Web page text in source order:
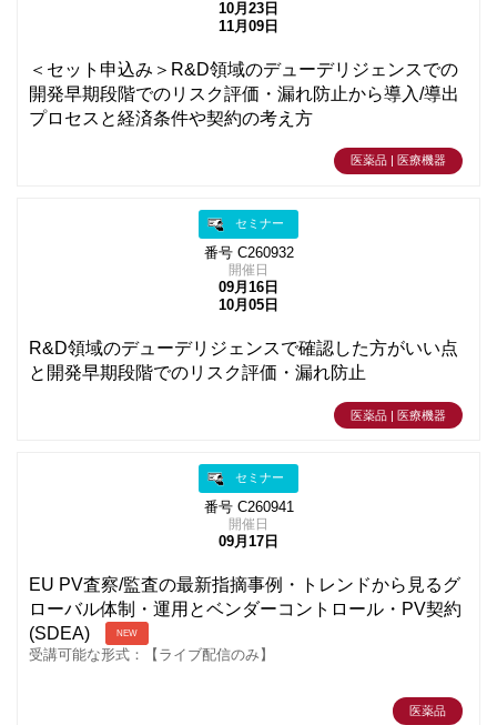
10月23日
11月09日
＜セット申込み＞R&D領域のデューデリジェンスでの
開発早期段階でのリスク評価・漏れ防止から導入/導出
プロセスと経済条件や契約の考え方
医薬品 | 医療機器
セミナー
番号 C260932
開催日
09月16日
10月05日
R&D領域のデューデリジェンスで確認した方がいい点
と開発早期段階でのリスク評価・漏れ防止
医薬品 | 医療機器
セミナー
番号 C260941
開催日
09月17日
EU PV査察/監査の最新指摘事例・トレンドから見るグ
ローバル体制・運用とベンダーコントロール・PV契約
(SDEA)
NEW
受講可能な形式：【ライブ配信のみ】
医薬品